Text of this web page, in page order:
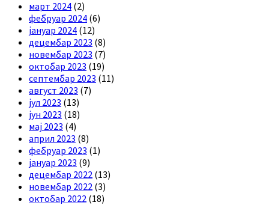
март 2024 (2)
фебруар 2024 (6)
јануар 2024 (12)
децембар 2023 (8)
новембар 2023 (7)
октобар 2023 (19)
септембар 2023 (11)
август 2023 (7)
јул 2023 (13)
јун 2023 (18)
мај 2023 (4)
април 2023 (8)
фебруар 2023 (1)
јануар 2023 (9)
децембар 2022 (13)
новембар 2022 (3)
октобар 2022 (18)